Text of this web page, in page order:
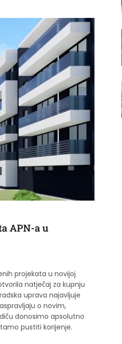
APN-a u
projekata u novijoj
natječaj za kupnju
uprava najavljuje
o novim,
donosimo apsolutno
pustiti korijenje.